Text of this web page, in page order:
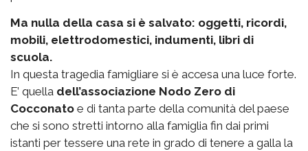
Ma nulla della casa si è salvato: oggetti, ricordi,
mobili, elettrodomestici, indumenti, libri di
scuola.
In questa tragedia famigliare si è accesa una luce forte.
E’ quella dell’associazione Nodo Zero di
Cocconato e di tanta parte della comunità del paese
che si sono stretti intorno alla famiglia fin dai primi
istanti per tessere una rete in grado di tenere a galla la